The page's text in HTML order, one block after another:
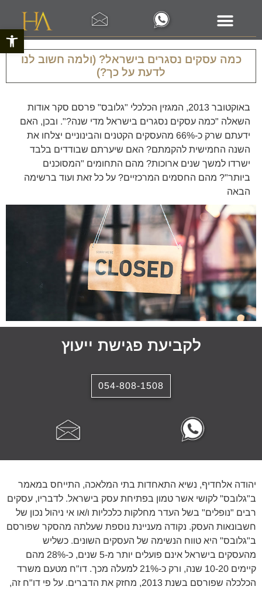
פתח
כמה עסקים נסגרים בישראל? (ולמה חשוב לנו
לדעת על כך?)
באוקטובר 2013, המגזין הכלכלי "גלובס" פרסם סקר אודות
השאלה "כמה עסקים נסגרים בישראל מדי שנה?". ובכן, האם
ידעתם שרק כ-66% מהעסקים הקטנים והבינוניים יצלחו את
השנה החמישית להקמתם? האם שיערתם שבודדים בלבד
ישרדו למשך שנים ארוכות? מהם התחומים "המסוכנים
ביותר"? מהם החסמים המרכזיים? על כל זאת ועוד ברשימה
הבאה
לקביעת פגישת ייעוץ
054-808-1508
יהודה אלחדיף, נשיא התאחדות בתי המלאכה, התייחס במאמר
ב"גלובס" לקושי אשר טמון בפתיחת עסק בישראל. לדבריו, עסקים
רבים "נופלים" בשל העדר מחלקות כלכליות ו/או אי ניהול נכון של
חשבונאות העסק. נקודה מעניינת נוספת שעלתה מהסקר שפורסם
ב"גלובס" היא טווח הנשימה של העסקים השונים. כשליש
מהעסקים בישראל אינם פועלים יותר מ-5 שנים, כ-28% מהם
קיימים 10-20 שנה, ורק כ-21% למעלה מכך. דו"ח מטעם משרד
הכלכלה שפורסם בשנת 2013, מחזק את הדברים. על פי דו"ח זה,